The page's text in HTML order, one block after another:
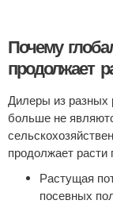
Почему
продолжает
Дилеры из разных
больше не
продолжает расти
Растущая
посевных